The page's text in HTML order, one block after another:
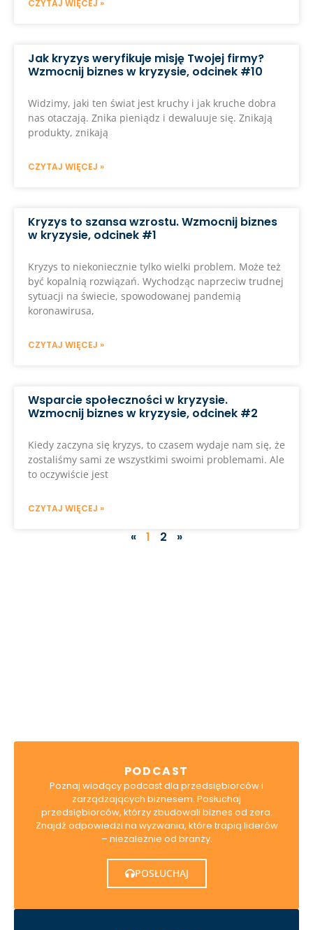
CZYTAJ WIĘCEJ »
Jak kryzys weryfikuje misję Twojej firmy?
Wzmocnij biznes w kryzysie, odcinek #10
Widzimy, jaki ten świat jest kruchy i jak kruche dobra
nas otaczają. Znika pieniądz i dewaluuje się. Znikają
produkty, znikają
CZYTAJ WIĘCEJ »
Kryzys to szansa wzrostu. Wzmocnij biznes
w kryzysie, odcinek #1
Kryzys to niekoniecznie tylko wielki problem. Może też
być kopalnią rozwiązań. Wychodząc naprzeciw trudnej
sytuacji na świecie, spowodowanej pandemią
koronawirusa,
CZYTAJ WIĘCEJ »
Wsparcie społeczności w kryzysie.
Wzmocnij biznes w kryzysie, odcinek #2
Kiedy zaczyna się kryzys, to czasem wydaje nam się, że
zostaliśmy sami ze wszystkimi swoimi problemami. Ale
to oczywiście jest
CZYTAJ WIĘCEJ »
« 1 2 »
PODCAST
Poznaj wiodący podcast dla przedsiębiorców i
zarządzających biznesem. Posłuchaj
przedsiębiorców, którzy zbudowali biznes od zera.
Znajdź odpowiedzi na wyzwania, które trapią liderów
– niezależnie od branży.
POSŁUCHAJ